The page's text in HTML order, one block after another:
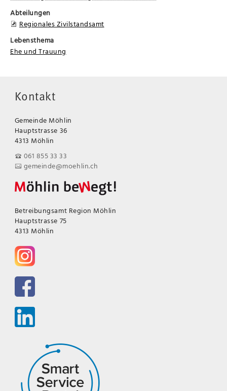
Abteilungen
Regionales Zivilstandsamt
Lebensthema
Ehe und Trauung
Kontakt
Gemeinde Möhlin
Hauptstrasse 36
4313 Möhlin
061 855 33 33
gemeinde@moehlin.ch
Betreibungsamt Region Möhlin
Hauptstrasse 75
4313 Möhlin